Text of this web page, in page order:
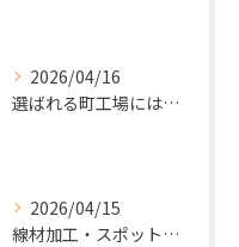
2026/04/16
選ばれる町工場には、理由がある。今こそ“依頼先の見直し”を。
2026/04/15
線材加工・スポット溶接ならお任せ